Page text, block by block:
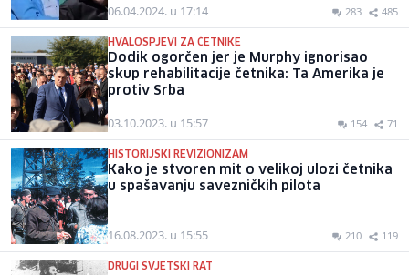
06.04.2024. u 17:14 283 485
HVALOSPJEVI ZA ČETNIKE
Dodik ogorčen jer je Murphy ignorisao
skup rehabilitacije četnika: Ta Amerika je
protiv Srba
03.10.2023. u 15:57 154 71
HISTORIJSKI REVIZIONIZAM
Kako je stvoren mit o velikoj ulozi četnika
u spašavanju savezničkih pilota
16.08.2023. u 15:55 210 119
DRUGI SVJETSKI RAT